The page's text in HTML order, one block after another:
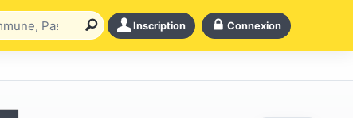
Inscription Connexion